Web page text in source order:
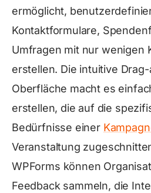
ermöglicht,
Kontaktformulare,
Umfragen mit nur wenigen
erstellen. Die intuitive
Oberfläche macht es
erstellen, die auf die
Bedürfnisse einer
Veranstaltung
WPForms können
Feedback sammeln, die